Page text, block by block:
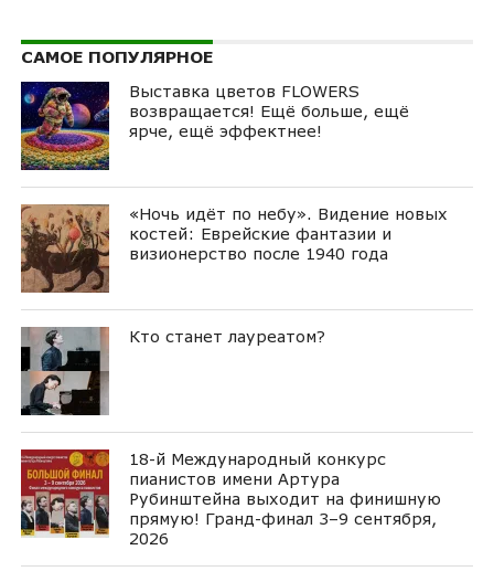
САМОЕ ПОПУЛЯРНОЕ
Выставка цветов FLOWERS
возвращается! Ещё больше, ещё
ярче, ещё эффектнее!
«Ночь идёт по небу». Видение новых
костей: Еврейские фантазии и
визионерство после 1940 года
Кто станет лауреатом?
18-й Международный конкурс
пианистов имени Артура
Рубинштейна выходит на финишную
прямую! Гранд-финал 3–9 сентября,
2026